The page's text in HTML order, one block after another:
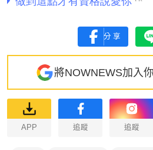
分享
將NOWNEWS加入
APP 追蹤 追蹤